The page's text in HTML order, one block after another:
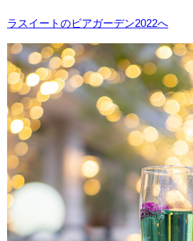
ラスイートのビアガーデン2022へ